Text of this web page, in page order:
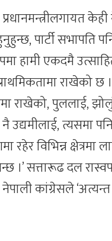
प्रधानमन्त्रीलगायत
पार्टी सभापति
हामी एकदमै
राखेको
राखेको, पुललाई,
त्यसमा
रहेर विभिन्न
।’ सत्तारूढ दल
नेपाली कांग्रेसले